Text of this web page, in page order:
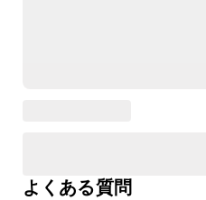
よくある質問